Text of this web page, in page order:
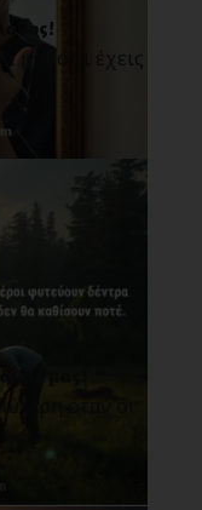
με το τι έχεις
μας!
όταν οι